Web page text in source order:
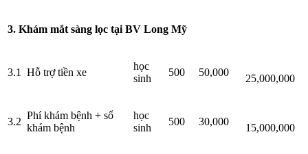
3. Khám mắt sàng lọc tại BV Long Mỹ
3.1 Hỗ trợ tiền xe
học
sinh
500 50,000
25,000,000
3.2
Phí khám bệnh + sổ
khám bệnh
học
sinh
500 30,000
15,000,000